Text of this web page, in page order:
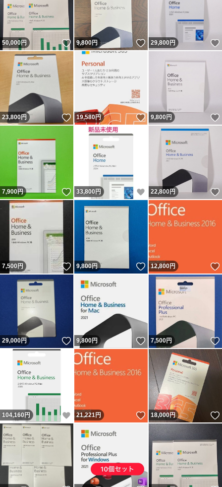
50,000円 いいね！
9,800円 いいね！
29,800円
23,800円 いいね！
19,580円 いいね！
9,800円
7,900円 いいね！
33,800 円 いいね！
22,800円
7,500円 いいね！
9,800円 いいね！
12,800円
29,000円 いいね！
9,800円 いいね！
7,500円
104,160 円 いいね！
21,221円 いいね！
18,000円